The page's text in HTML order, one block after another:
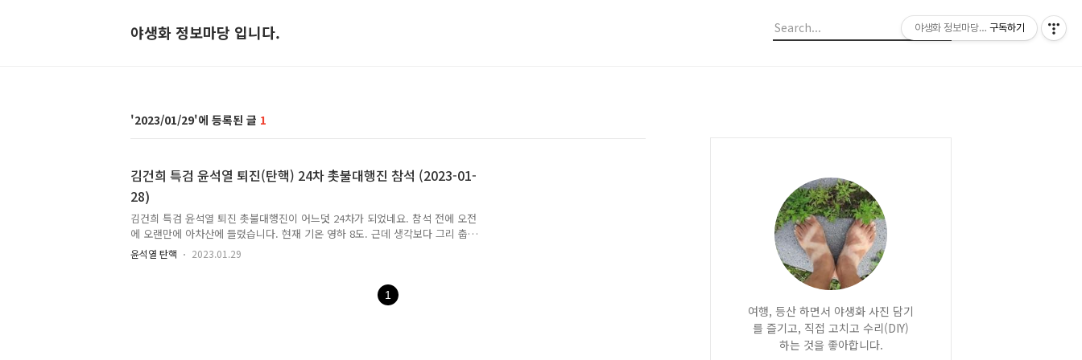
야생화 정보마당 입니다.
2023/01/29 1
김건희 특검 윤석열 퇴진(탄핵) 24차 촛불대행진 참석 (2023-01-
28)
김건희 특검 윤석열 퇴진 촛불대행진이 어느덧 24차가 되었네요. 참석 전에 오전
에 오랜만에 아차산에 들렸습니다. 현재 기온 영하 8도. 근데 생각보다 그리 춥
지 않습니다. 하늘이 맑고 바람이 많이 불지 않아서 그런 것 같네요. 동네마다 둘
레길 열풍. 광진둘레길. 아차산 문화유산 지도 몇년만에 등장하니 이정표도 뭔가
다행히 눈이 많이 녹아서 산행에 지장은 없겠습니다. 아차산 등산로 지도 청솔모
뒤태 - 아차산에 청솔모가 이리 많았나요? 청솔모 동고비 박새 아차산 등산로 구
윤석열 탄핵 2023.01.29
1
여행, 등산 하면서 야생화 사진 담기
를 즐기고, 직접 고치고 수리(DIY)
하는 것을 좋아합니다.
야생화 정보마당 입니다.
구독하기